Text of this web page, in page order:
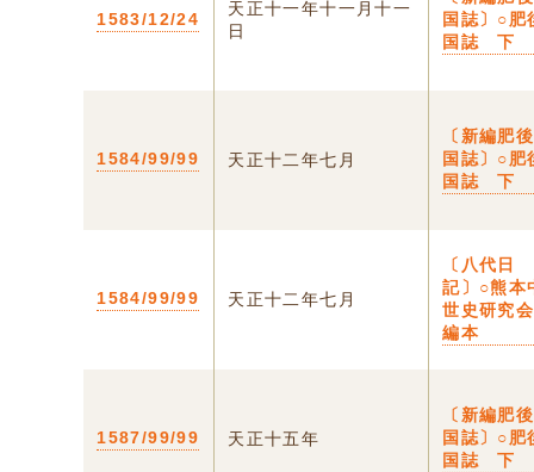
1583/12/24
天正十一年十一月十一
日
国誌〕○肥
国誌 下
1584/99/99 天正十二年七月
〔新編肥後
国誌〕○肥
国誌 下
1584/99/99 天正十二年七月
〔八代日
記〕○熊本
世史研究会
編本
1587/99/99 天正十五年
〔新編肥後
国誌〕○肥
国誌 下